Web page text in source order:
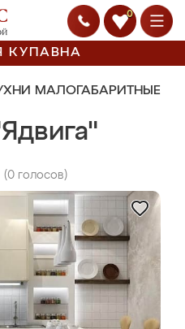
0
КУПАВНА
МАЛОГАБАРИТНЫЕ
(0 голосов)